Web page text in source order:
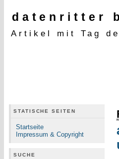
datenritter
Artikel mit Tag
STATISCHE SEITEN
Startseite
Impressum & Copyright
SUCHE